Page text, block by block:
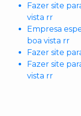
Fazer site
vista rr
Empresa
boa vista rr
Fazer site
Fazer site
vista rr